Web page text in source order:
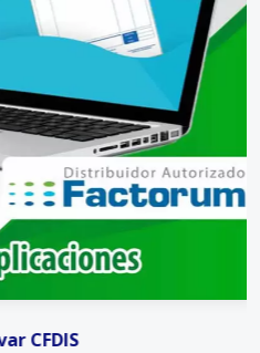
CFDIS